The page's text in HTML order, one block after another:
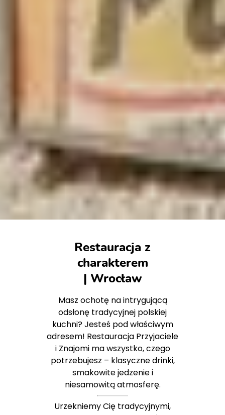
Restauracja z
charakterem
| Wrocław
Masz ochotę na intrygującą
odsłonę tradycyjnej polskiej
kuchni? Jesteś pod właściwym
adresem! Restauracja Przyjaciele
i Znajomi ma wszystko, czego
potrzebujesz – klasyczne drinki,
smakowite jedzenie i
niesamowitą atmosferę.
Urzekniemy Cię tradycyjnymi,